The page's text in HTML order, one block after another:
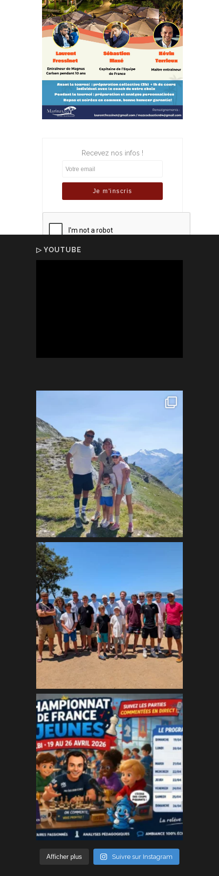
Recevez nos infos !
▷ YOUTUBE
Afficher plus Suivre sur Instagram